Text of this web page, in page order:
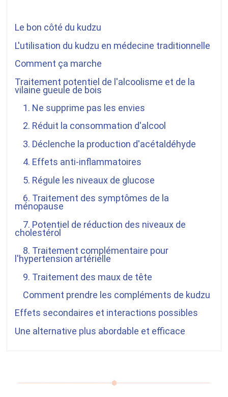
Le bon côté du kudzu
L'utilisation du kudzu en médecine traditionnelle
Comment ça marche
Traitement potentiel de l'alcoolisme et de la
vilaine gueule de bois
1. Ne supprime pas les envies
2. Réduit la consommation d'alcool
3. Déclenche la production d'acétaldéhyde
4. Effets anti-inflammatoires
5. Régule les niveaux de glucose
6. Traitement des symptômes de la
ménopause
7. Potentiel de réduction des niveaux de
cholestérol
8. Traitement complémentaire pour
l'hypertension artérielle
9. Traitement des maux de tête
Comment prendre les compléments de kudzu
Effets secondaires et interactions possibles
Une alternative plus abordable et efficace